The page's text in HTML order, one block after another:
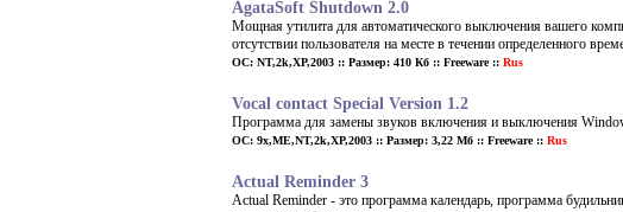
AgataSoft Shutdown 2.0
Мощная утилита для автоматического выключения вашего
отсутствии пользователя на месте в течении определенного
ОС: NT,2k,XP,2003 :: Размер: 410 Кб :: Freeware :: Rus
Vocal contact Special Version 1.2
Программа для замены звуков включения и выключения
ОС: 9x,ME,NT,2k,XP,2003 :: Размер: 3,22 Мб :: Freeware :: Rus
Actual Reminder 3
Actual Reminder - это программа календарь, программа